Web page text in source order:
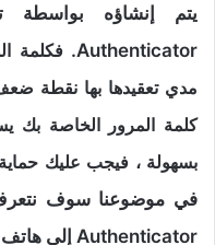
Authenticator.
فكلمة
مدي تعقيدها بها نقطة
كلمة المرور الخاصة بك
بسهولة ، فيجب عليك
Authenticator إلى هاتف جديد.